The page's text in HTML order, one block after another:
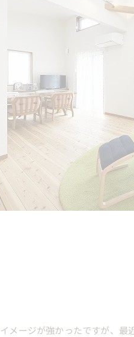
メージが強かったですが、最